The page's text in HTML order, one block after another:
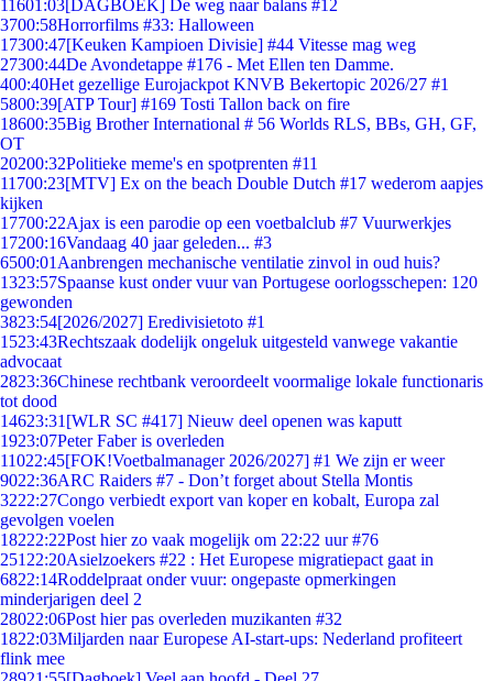
11601:03[DAGBOEK] De weg naar balans #12
3700:58Horrorfilms #33: Halloween
17300:47[Keuken Kampioen Divisie] #44 Vitesse mag weg
27300:44De Avondetappe #176 - Met Ellen ten Damme.
400:40Het gezellige Eurojackpot KNVB Bekertopic 2026/27 #1
5800:39[ATP Tour] #169 Tosti Tallon back on fire
18600:35Big Brother International # 56 Worlds RLS, BBs, GH, GF,
OT
20200:32Politieke meme's en spotprenten #11
11700:23[MTV] Ex on the beach Double Dutch #17 wederom aapjes
kijken
17700:22Ajax is een parodie op een voetbalclub #7 Vuurwerkjes
17200:16Vandaag 40 jaar geleden... #3
6500:01 Aanbrengen mechanische ventilatie zinvol in oud huis?
1323:57Spaanse kust onder vuur van Portugese oorlogsschepen: 120
gewonden
3823:54[2026/2027] Eredivisietoto #1
1523:43Rechtszaak dodelijk ongeluk uitgesteld vanwege vakantie
advocaat
2823:36Chinese rechtbank veroordeelt voormalige lokale functionaris
tot dood
14623:31 [WLR SC #417] Nieuw deel openen was kaputt
1923:07Peter Faber is overleden
11022:45[FOK!Voetbalmanager 2026/2027] #1 We zijn er weer
9022:36ARC Raiders #7 - Don’t forget about Stella Montis
3222:27Congo verbiedt export van koper en kobalt, Europa zal
gevolgen voelen
18222:22Post hier zo vaak mogelijk om 22:22 uur #76
251 22:20Asielzoekers #22 : Het Europese migratiepact gaat in
6822:14Roddelpraat onder vuur: ongepaste opmerkingen
minderjarigen deel 2
28022:06Post hier pas overleden muzikanten #32
1822:03Miljarden naar Europese AI-start-ups: Nederland profiteert
flink mee